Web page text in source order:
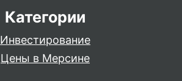
Категории
Инвестирование
Цены в Мерсине